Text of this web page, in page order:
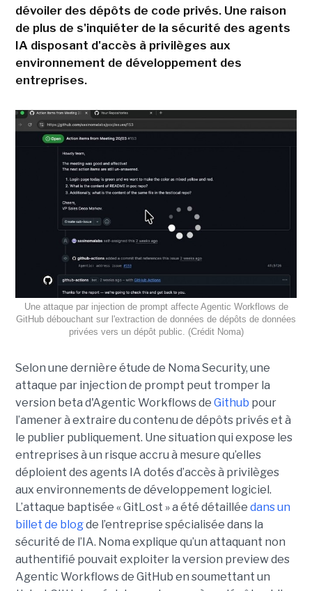
dévoiler des dépôts de code privés. Une raison
de plus de s'inquiéter de la sécurité des agents
IA disposant d'accès à privilèges aux
environnement de développement des
entreprises.
Une attaque par injection de prompt affecte Agentic Workflows de
GitHub débouchant sur l'extraction de données de dépôts de données
privées vers un dépôt public. (Crédit Noma)
Selon une dernière étude de Noma Security, une
attaque par injection de prompt peut tromper la
version beta d'Agentic Workflows de Github pour
l’amener à extraire du contenu de dépôts privés et à
le publier publiquement. Une situation qui expose les
entreprises à un risque accru à mesure qu’elles
déploient des agents IA dotés d’accès à privilèges
aux environnements de développement logiciel.
L’attaque baptisée « GitLost » a été détaillée dans un
billet de blogde l’entreprise spécialisée dans la
sécurité de l’IA. Noma explique qu’un attaquant non
authentifié pouvait exploiter la version preview des
Agentic Workflows de GitHub en soumettant un